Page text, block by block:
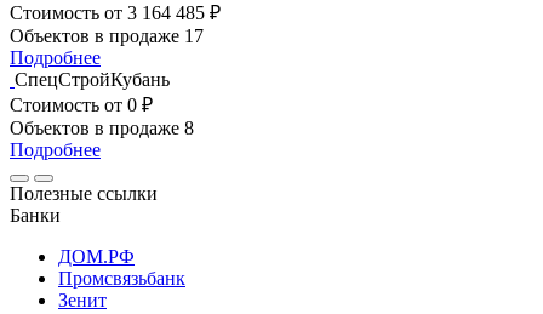
Стоимость от 3 164 485 ₽
Объектов в продаже 17
Подробнее
СпецСтройКубань
Стоимость от 0 ₽
Объектов в продаже 8
Подробнее
Полезные ссылки
Банки
ДОМ.РФ
Промсвязьбанк
Зенит